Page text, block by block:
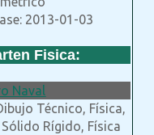
2013-01-03
Fisica:
Naval
Técnico, Física,
Rígido, Física